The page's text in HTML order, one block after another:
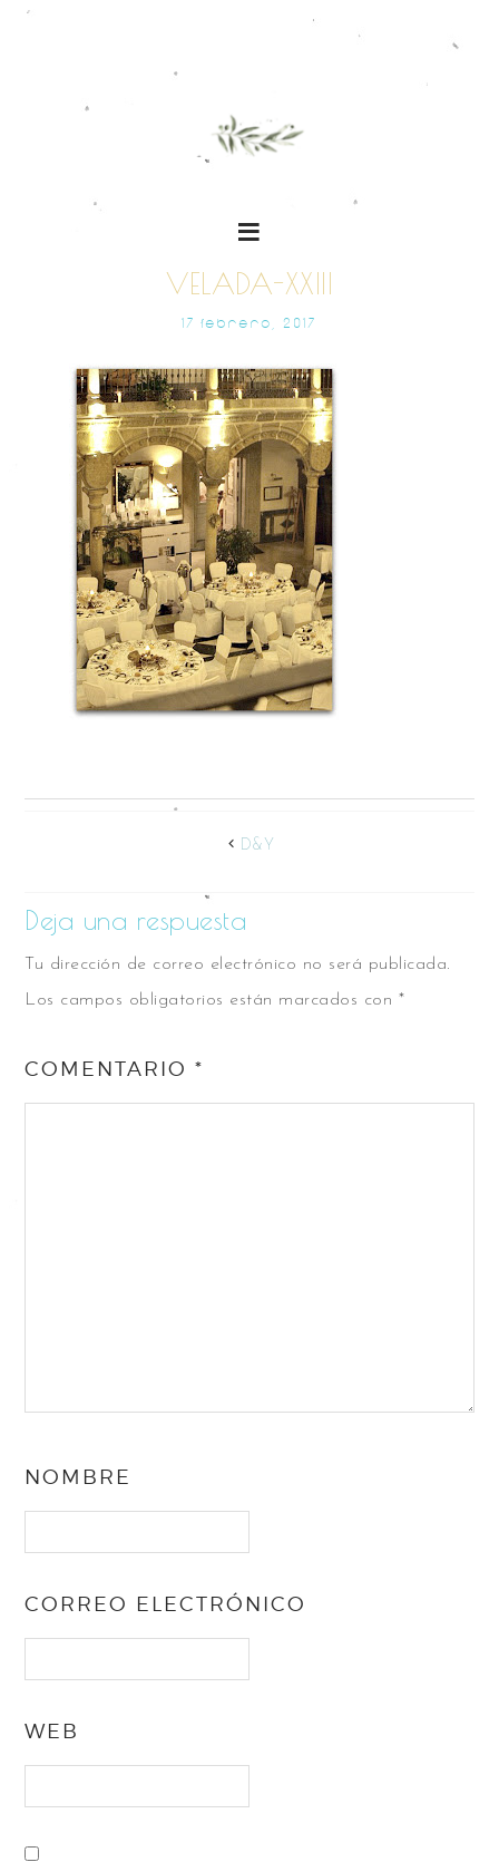
VELADA-XXIII
17 FEBRERO, 2017
D&Y
Deja una respuesta
Tu dirección de correo electrónico no será publicada.
Los campos obligatorios están marcados con *
COMENTARIO*
NOMBRE
CORREO ELECTRÓNICO
WEB